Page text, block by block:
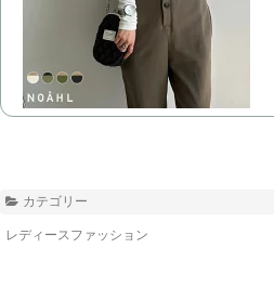
カテゴリー
レディースファッション